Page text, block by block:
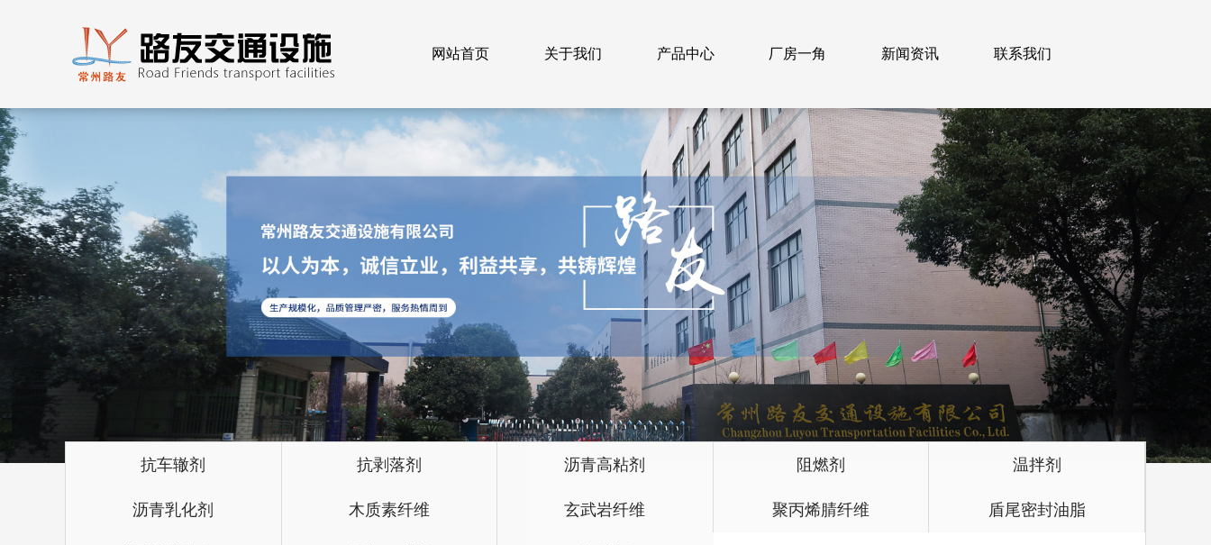
网站首页 关于我们 产品中心 厂房一角 新闻资讯 联系我们
抗车辙剂 抗剥落剂 沥青高粘剂 阻燃剂 温拌剂
沥青乳化剂 木质素纤维 玄武岩纤维 聚丙烯腈纤维 盾尾密封油脂